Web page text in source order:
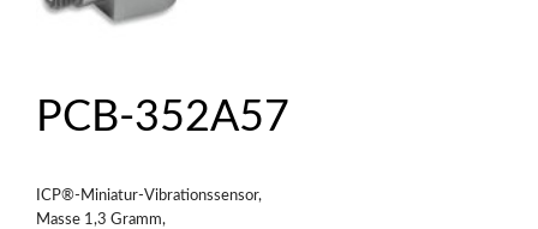
PCB-352A57
ICP®-Miniatur-Vibrationssensor,
Masse 1,3 Gramm,